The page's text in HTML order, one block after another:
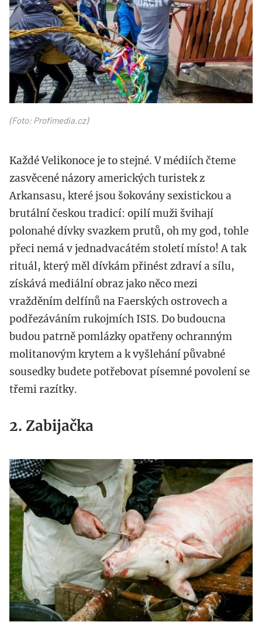
(Foto: Profimedia.cz)
Každé Velikonoce je to stejné. V médiích čteme
zasvěcené názory amerických turistek z
Arkansasu, které jsou šokovány sexistickou a
brutální českou tradicí: opilí muži švihají
polonahé dívky svazkem prutů, oh my god, tohle
přeci nemá v jednadvacátém století místo! A tak
rituál, který měl dívkám přinést zdraví a sílu,
získává mediální obraz jako něco mezi
vražděním delfínů na Faerských ostrovech a
podřezáváním rukojmích ISIS. Do budoucna
budou patrně pomlázky opatřeny ochranným
molitanovým krytem a k vyšlehání půvabné
sousedky budete potřebovat písemné povolení se
třemi razítky.
2. Zabijačka
profimedia-
0177971734.jpg